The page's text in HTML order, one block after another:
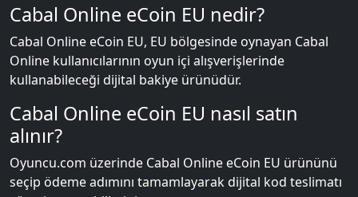
Cabal Online eCoin EU nedir?
Cabal Online eCoin EU, EU bölgesinde oynayan Cabal
Online kullanıcılarının oyun içi alışverişlerinde
kullanabileceği dijital bakiye ürünüdür.
Cabal Online eCoin EU nasıl satın
alınır?
Oyuncu.com üzerinde Cabal Online eCoin EU ürününü
seçip ödeme adımını tamamlayarak dijital kod teslimatı